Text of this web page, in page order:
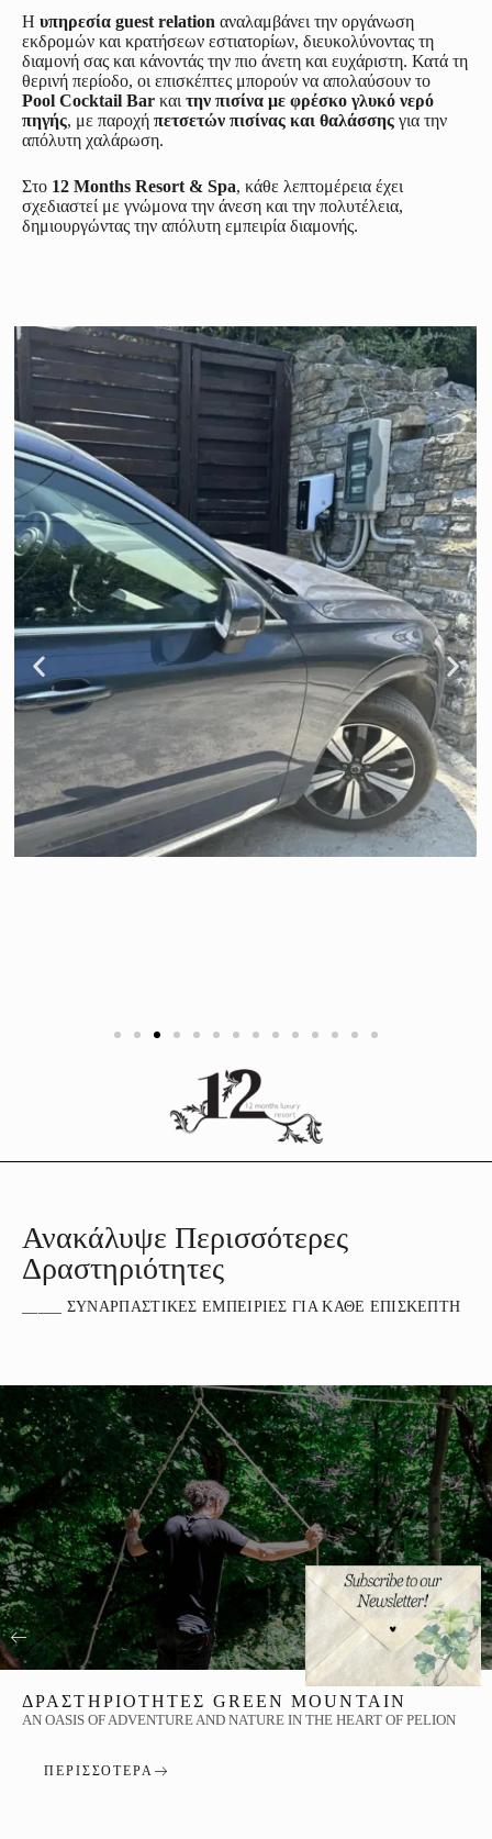
Η υπηρεσία guest relation αναλαμβάνει την οργάνωση
εκδρομών και κρατήσεων εστιατορίων, διευκολύνοντας τη
διαμονή σας και κάνοντάς την πιο άνετη και ευχάριστη. Κατά τη
θερινή περίοδο, οι επισκέπτες μπορούν να απολαύσουν το
Pool Cocktail Bar και την πισίνα με φρέσκο γλυκό νερό
πηγής, με παροχή πετσετών πισίνας και θαλάσσης για την
απόλυτη χαλάρωση.
Στο 12 Months Resort & Spa, κάθε λεπτομέρεια έχει
σχεδιαστεί με γνώμονα την άνεση και την πολυτέλεια,
δημιουργώντας την απόλυτη εμπειρία διαμονής.
Ανακάλυψε Περισσότερες
Δραστηριότητες
_____ ΣΥΝΑΡΠΑΣΤΙΚΕΣ ΕΜΠΕΙΡΙΕΣ ΓΙΑ ΚΑΘΕ ΕΠΙΣΚΕΠΤΗ
ΔΡΑΣΤΗΡΙΌΤΗΤΕΣ GREEN MOUNTAIN
AN OASIS OF ADVENTURE AND NATURE IN THE HEART OF PELION
ΠΕΡΙΣΣΌΤΕΡΑ